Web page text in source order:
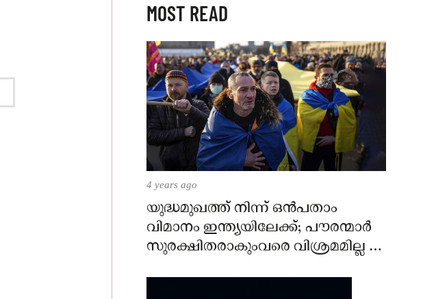
MOST READ
4 years ago
യുദ്ധമുഖത്ത് നിന്ന് ഒൻപതാം
വിമാനം ഇന്ത്യയിലേക്ക്; പൗരന്മാർ
സുരക്ഷിതരാകുംവരെ വിശ്രമമില്ല –